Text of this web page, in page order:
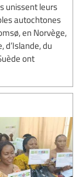
unissent leurs
autochtones
en Norvège,
d’Islande, du
ont